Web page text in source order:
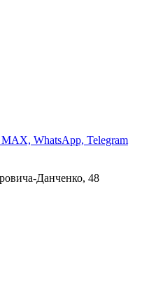
MAX, WhatsApp, Telegram
Данченко, 48